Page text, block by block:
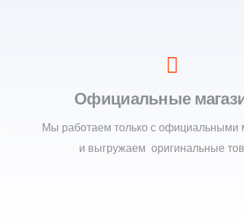
Официальные
Мы работаем только с официальными
и выгружаем оригинальные